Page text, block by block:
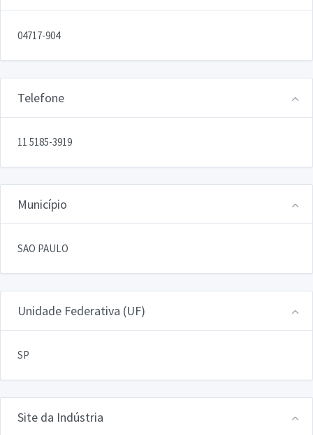
04717-904
Telefone
11 5185-3919
Município
SAO PAULO
Unidade Federativa (UF)
SP
Site da Indústria